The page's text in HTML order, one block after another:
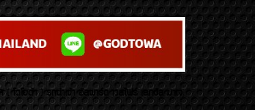
ตโยต้า ) รถนำเข้า อัลพาร์ด เวลไฟร์ เลกซัส มาเจ